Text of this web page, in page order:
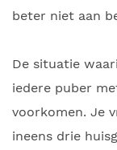
beter niet aan
De situatie
iedere puber
voorkomen. Je
ineens drie